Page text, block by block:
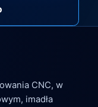
CNC, w
imadła